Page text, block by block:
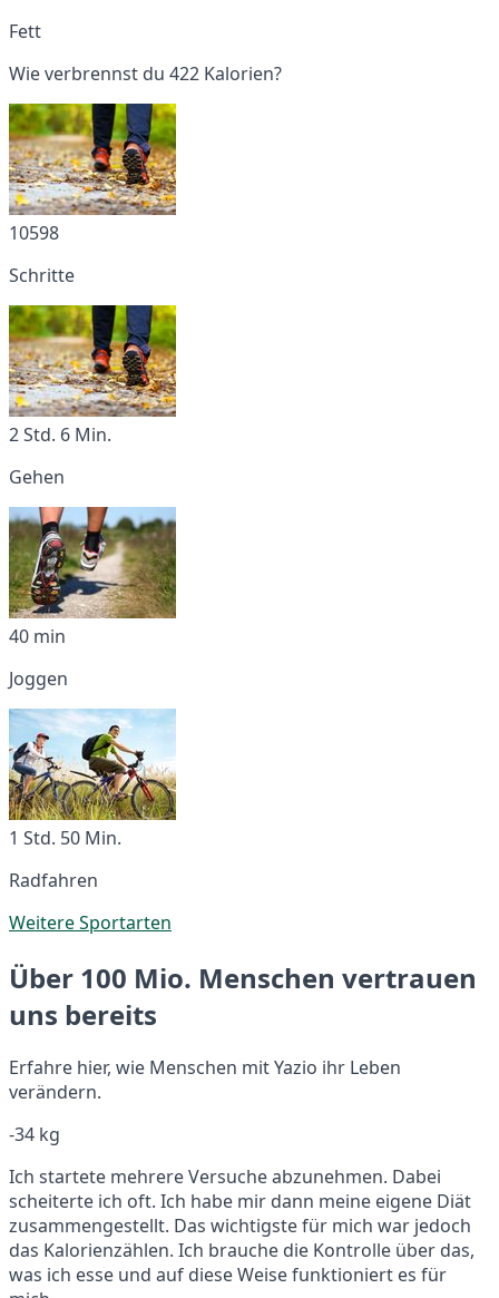
Fett
Wie verbrennst du 422 Kalorien?
10598
Schritte
2 Std. 6 Min.
Gehen
40 min
Joggen
1 Std. 50 Min.
Radfahren
Weitere Sportarten
Über 100 Mio. Menschen vertrauen
uns bereits
Erfahre hier, wie Menschen mit Yazio ihr Leben
verändern.
-34 kg
Ich startete mehrere Versuche abzunehmen. Dabei
scheiterte ich oft. Ich habe mir dann meine eigene Diät
zusammengestellt. Das wichtigste für mich war jedoch
das Kalorienzählen. Ich brauche die Kontrolle über das,
was ich esse und auf diese Weise funktioniert es für